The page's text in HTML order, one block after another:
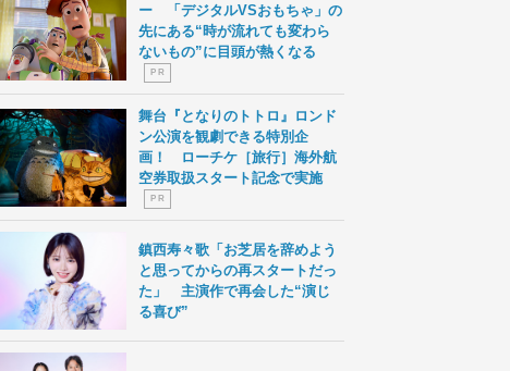
ー 「デジタルVSおもちゃ」の
先にある“時が流れても変わら
ないもの”に目頭が熱くなる
P R
舞台『となりのトトロ』ロンド
ン公演を観劇できる特別企
画！ ローチケ［旅行］海外航
空券取扱スタート記念で実施
P R
鎮西寿々歌「お芝居を辞めよう
と思ってからの再スタートだっ
た」 主演作で再会した“演じ
る喜び”